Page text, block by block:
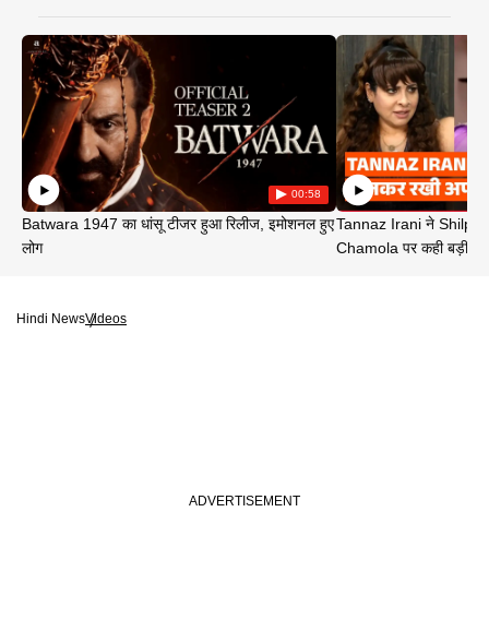
00:58
Batwara 1947 का धांसू टीजर हुआ रिलीज, इमोशनल हुए
लोग
Tannaz Irani ने
Chamola पर कही बड़ी
Hindi NewsVideos